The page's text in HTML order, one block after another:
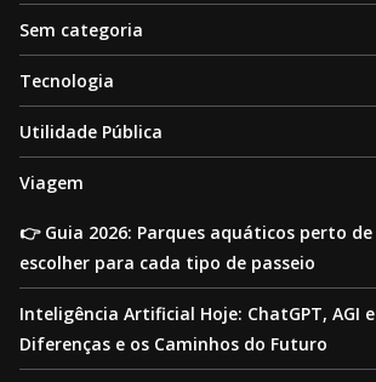
Sem categoria
Tecnologia
Utilidade Pública
Viagem
👉 Guia 2026: Parques aquáticos perto
escolher para cada tipo de passeio
Inteligência Artificial Hoje: ChatGPT, AGI
Diferenças e os Caminhos do Futuro